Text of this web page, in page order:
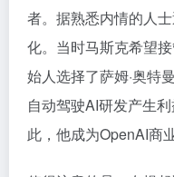
者。据熟悉内情的人
化。当时马斯克希望
始人选择了萨姆·奥特
自动驾驶AI研发产生
此，他成为OpenAI商